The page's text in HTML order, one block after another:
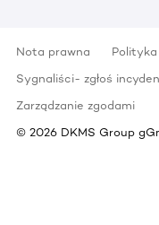
Nota prawna
Sygnaliści- zgłoś
Zarządzanie zgodami
© 2026 DKMS Group